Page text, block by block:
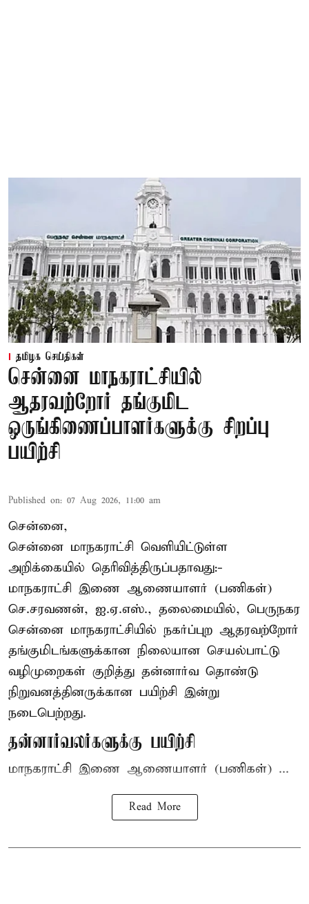
தமிழக செய்திகள்
சென்னை மாநகராட்சியில்
ஆதரவற்றோர் தங்குமிட
ஒருங்கிணைப்பாளர்களுக்கு சிறப்பு
பயிற்சி
Published on: 07 Aug 2026, 11:00 am
சென்னை,
சென்னை மாநகராட்சி வெளியிட்டுள்ள
அறிக்கையில் தெரிவித்திருப்பதாவது:-
மாநகராட்சி இணை ஆணையாளர் (பணிகள்)
செ.சரவணன், ஐ.ஏ.எஸ்., தலைமையில், பெருநகர
சென்னை மாநகராட்சியில் நகர்ப்புற ஆதரவற்றோர்
தங்குமிடங்களுக்கான நிலையான செயல்பாட்டு
வழிமுறைகள் குறித்து தன்னார்வ தொண்டு
நிறுவனத்தினருக்கான பயிற்சி இன்று
நடைபெற்றது.
தன்னார்வலர்களுக்கு பயிற்சி
மாநகராட்சி இணை ஆணையாளர் (பணிகள்) ...
Read More